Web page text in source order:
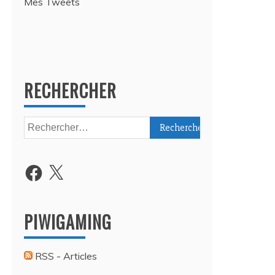
RECHERCHER
Rechercher :
Facebook
X
PIWIGAMING
RSS - Articles